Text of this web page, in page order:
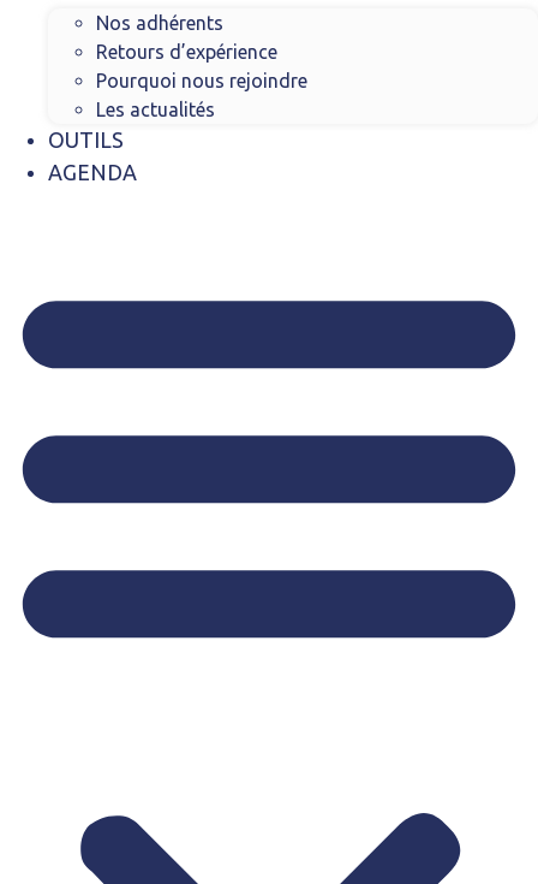
Nos adhérents
Retours d’expérience
Pourquoi nous rejoindre
Les actualités
OUTILS
AGENDA